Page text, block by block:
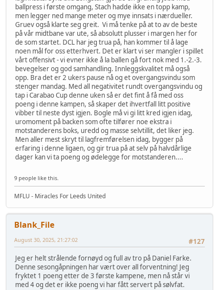
ballpress i første omgang, Stach hadde ikke en topp kamp,
men legger ned mange meter og mye innsats i nærdueller.
Gruev også klarte seg greit. Vi må tenke på at to av de beste
på vår midtbane var ute, så absolutt plusser i margen her for
de som startet. DCL har jeg trua på, han kommer til å lage
noen mål for oss etterhvert. Det er klart vi ser mangler i spillet
vårt offensivt - vi evner ikke å la ballen gå fort nok med 1.-2.-3.
bevegelser og god samhandling. Innleggskvalitet må også
opp. Bra det er 2 ukers pause nå og et overgangsvindu som
stenger mandag. Med all negativitet rundt overgangsvindu og
tap i Carabao Cup denne uken så er det fint å få med oss
poeng i denne kampen, så skaper det ihvertfall litt positive
vibber til neste dyst igjen. Bogle må vi gi litt kred igjen idag,
uromoment på backen som ofte tilfører noe ekstra i
motstanderens boks, uredd og masse selvtillit, det liker jeg.
Men aller mest skryt til lagfremførelsen idag, bygger på
erfaring i denne ligaen, og gir trua på at selv på halvdårlige
dager kan vi ta poeng og ødelegge for motstanderen....
9 people like this.
MFLU - Miracles For Leeds United
Blank_File
#127
August 30, 2025, 21:27:02
Jeg er helt strålende fornøyd og full av tro på Daniel Farke.
Denne sesongåpningen har vært over all forventning! Jeg
fryktet 1 poeng etter de 3 første kampene, men nå står vi
med 4 og det er ikke poeng vi har fått servert på sølvfat.